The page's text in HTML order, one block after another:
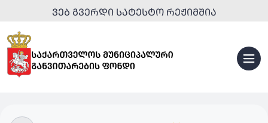
ᲕᲔᲑ ᲒᲕᲔᲠᲓᲘ ᲡᲐᲢᲔᲡᲢᲝ ᲠᲔᲟᲘᲛᲨᲘᲐ